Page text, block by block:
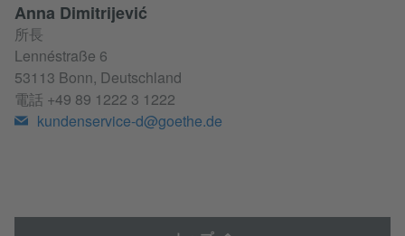
Anna Dimitrijević
所長
Lennéstraße 6
53113 Bonn, Deutschland
電話 +49 89 1222 3 1222
kundenservice-d@goethe.de